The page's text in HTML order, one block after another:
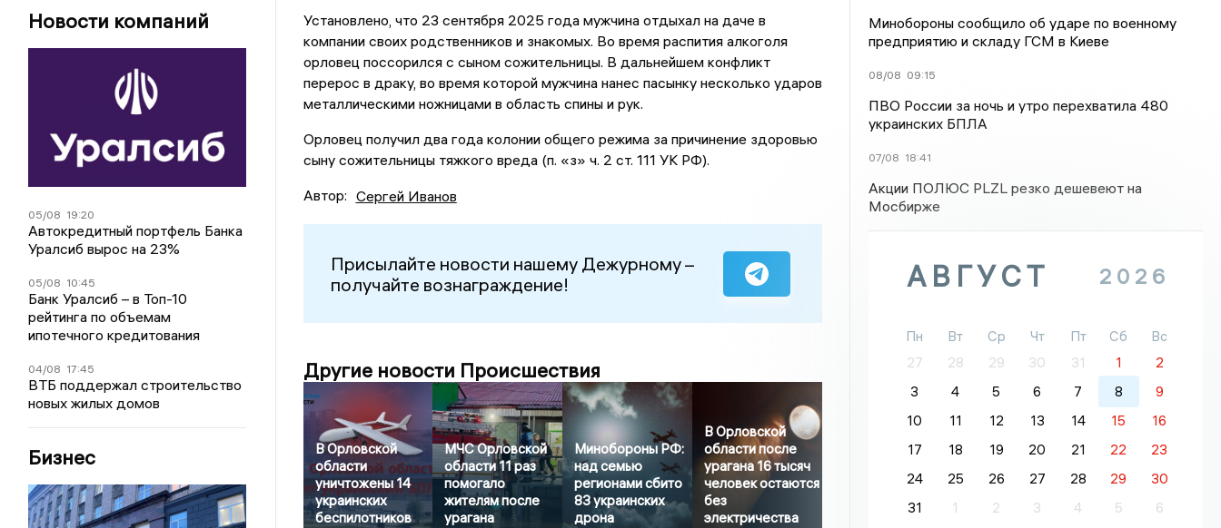
Новости компаний
05/08 19:20
Автокредитный портфель Банка
Уралсиб вырос на 23%
05/08 10:45
Банк Уралсиб – в Топ-10
рейтинга по объемам
ипотечного кредитования
04/08 17:45
ВТБ поддержал строительство
новых жилых домов
Бизнес
Установлено, что 23 сентября 2025 года мужчина отдыхал на даче в
компании своих родственников и знакомых. Во время распития алкоголя
орловец поссорился с сыном сожительницы. В дальнейшем конфликт
перерос в драку, во время которой мужчина нанес пасынку несколько ударов
металлическими ножницами в область спины и рук.
Орловец получил два года колонии общего режима за причинение здоровью
сыну сожительницы тяжкого вреда (п. «з» ч. 2 ст. 111 УК РФ).
Автор: Сергей Иванов
Присылайте новости нашему Дежурному –
получайте вознаграждение!
Другие новости Происшествия
В Орловской
области
уничтожены 14
украинских
беспилотников
МЧС Орловской
области 11 раз
помогало
жителям после
урагана
Минобороны РФ:
над семью
регионами сбито
83 украинских
дрона
В Орловской
области после
урагана 16 тысяч
человек остаются
без
электричества
Минобороны сообщило об ударе по военному
предприятию и складу ГСМ в Киеве
08/08 09:15
ПВО России за ночь и утро перехватила 480
украинских БПЛА
07/08 18:41
Акции ПОЛЮС PLZL резко дешевеют на
Мосбирже
АВГУСТ 2026
Пн Вт Ср Чт Пт Сб
Вс
27
28 29 30 31 1
2
3
4 5 6 7 8
9
10
11 12 13 14 15
16
17
18 19 20 21 22
23
24
25 26 27 28 29
30
31
1 2 3 4 5 6